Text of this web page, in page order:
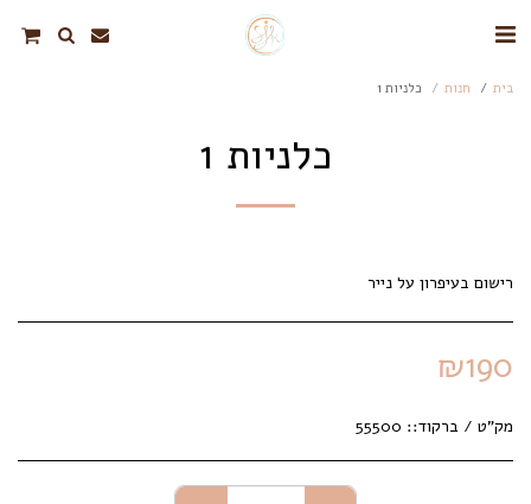
בית חנות כלניות 1
כלניות 1
רישום בעיפרון על נייר
₪190
מק"ט / ברקוד:: 55500